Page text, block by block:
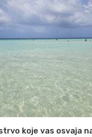
koje vas osvaja